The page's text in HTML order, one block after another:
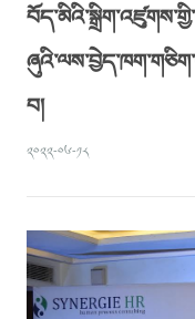
བ།
༢༠༢༢-༠༦-༡༨